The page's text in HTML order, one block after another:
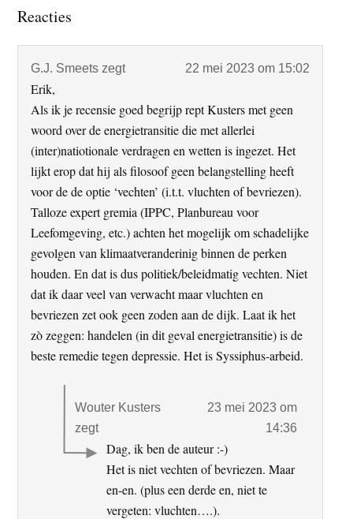
Lees
Reacties
G.J. Smeets zegt 22 mei 2023 om 15:02
Erik,
Als ik je recensie goed begrijp rept Kusters met geen
woord over de energietransitie die met allerlei
(inter)natiotionale verdragen en wetten is ingezet. Het
lijkt erop dat hij als filosoof geen belangstelling heeft
voor de de optie ‘vechten’ (i.t.t. vluchten of bevriezen).
Talloze expert gremia (IPPC, Planbureau voor
Leefomgeving, etc.) achten het mogelijk om schadelijke
gevolgen van klimaatveranderinig binnen de perken
houden. En dat is dus politiek/beleidmatig vechten. Niet
dat ik daar veel van verwacht maar vluchten en
bevriezen zet ook geen zoden aan de dijk. Laat ik het
zò zeggen: handelen (in dit geval energietransitie) is de
beste remedie tegen depressie. Het is Syssiphus-arbeid.
Wouter Kusters
zegt
23 mei 2023 om
14:36
Dag, ik ben de auteur :-)
Het is niet vechten of bevriezen. Maar
en-en. (plus een derde en, niet te
vergeten: vluchten….).